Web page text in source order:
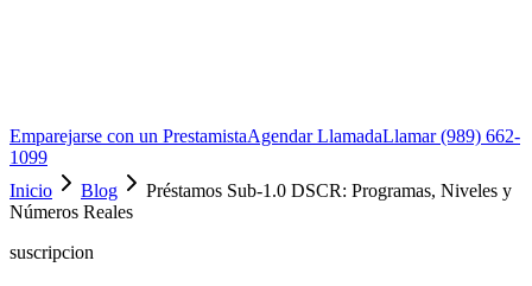
Emparejarse con un PrestamistaAgendar LlamadaLlamar (989) 662-
1099
Inicio
Blog
Préstamos Sub-1.0 DSCR: Programas, Niveles y
Números Reales
suscripcion